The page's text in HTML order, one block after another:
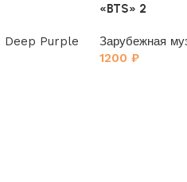
Deep Purple
«BTS» 2
Зарубежная
1200₽